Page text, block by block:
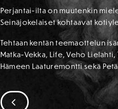
Perjantai-ilta on muutenkin
Seinäjokelaiset kohtaavat
Tehtaan kentän teemaottelun
Matka-Vekka, Life, Veho
Hämeen Laaturemontti sekä
SIIRRY EDELLISEEN